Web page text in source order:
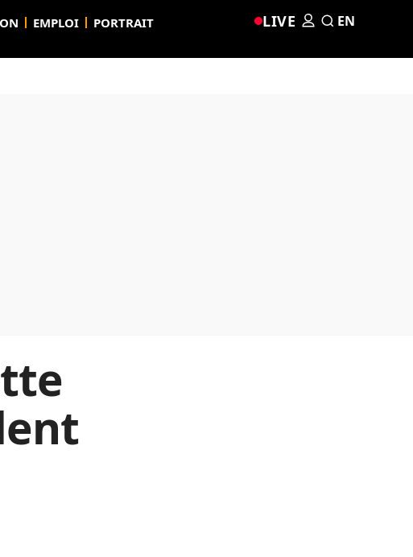
EMPLOI PORTRAIT LIVE EN